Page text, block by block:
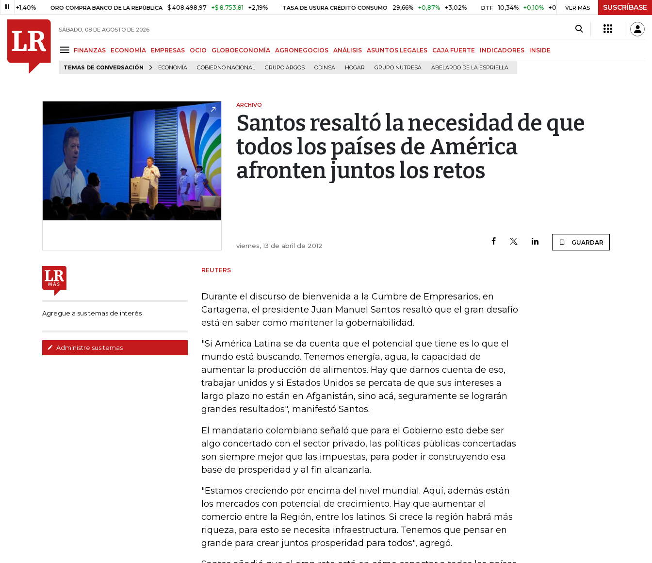
ORO COMPRA BANCO DE LA REPÚBLICA $ 408.498,97 +$ 8.753,81 +2,19% TASA DE USURA CRÉDITO CONSUMO 29,66% +0,87% +3,02% DTF 10,34% +0,10% +0,98% UVR $ 416,96 +$ 0,05
VER MÁS SUSCRÍBASE
SÁBADO, 08 DE AGOSTO DE 2026
FINANZAS ECONOMÍA EMPRESAS OCIO GLOBOECONOMÍA AGRONEGOCIOS ANÁLISIS ASUNTOS LEGALES CAJA FUERTE INDICADORES INSIDE
TEMAS DE CONVERSACIÓN ECONOMÍA GOBIERNO NACIONAL GRUPO ARGOS ODINSA HOGAR GRUPO NUTRESA ABELARDO DE LA ESPRIELLA
ARCHIVO
Santos resaltó la necesidad de que
todos los países de América
afronten juntos los retos
viernes, 13 de abril de 2012 GUARDAR
Agregue a sus temas de interés
Administre sus temas
REUTERS
Durante el discurso de bienvenida a la Cumbre de Empresarios, en
Cartagena, el presidente Juan Manuel Santos resaltó que el gran desafío
está en saber como mantener la gobernabilidad.
"Si América Latina se da cuenta que el potencial que tiene es lo que el
mundo está buscando. Tenemos energía, agua, la capacidad de
aumentar la producción de alimentos. Hay que darnos cuenta de eso,
trabajar unidos y si Estados Unidos se percata de que sus intereses a
largo plazo no están en Afganistán, sino acá, seguramente se lograrán
grandes resultados", manifestó Santos.
El mandatario colombiano señaló que para el Gobierno esto debe ser
algo concertado con el sector privado, las políticas públicas concertadas
son siempre mejor que las impuestas, para poder ir construyendo esa
base de prosperidad y al fin alcanzarla.
"Estamos creciendo por encima del nivel mundial. Aquí, además están
los mercados con potencial de crecimiento. Hay que aumentar el
comercio entre la Región, entre los latinos. Si crece la región habrá más
riqueza, para esto se necesita infraestructura. Tenemos que pensar en
grande para crear juntos prosperidad para todos", agregó.